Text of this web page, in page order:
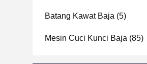
Batang Kawat Baja (5)
Mesin Cuci Kunci Baja (85)